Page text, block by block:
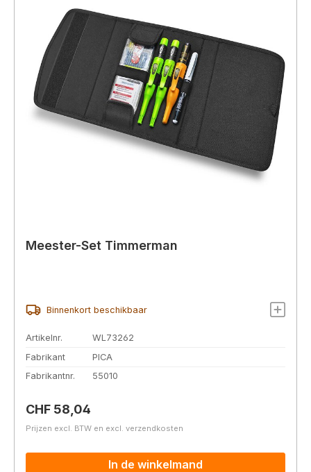
Meester-Set Timmerman
Binnenkort beschikbaar
Artikelnr.
WL73262
Fabrikant
PICA
Fabrikantnr.
55010
Normale prijs:
CHF 58,04
Prijzen excl. BTW en excl. verzendkosten
In de winkelmand